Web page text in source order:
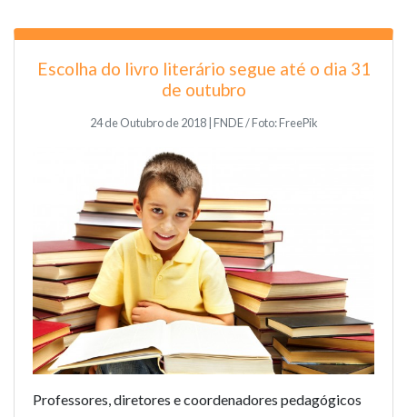
Escolha do livro literário segue até o dia 31
de outubro
24 de Outubro de 2018 | FNDE / Foto: FreePik
Professores, diretores e coordenadores pedagógicos